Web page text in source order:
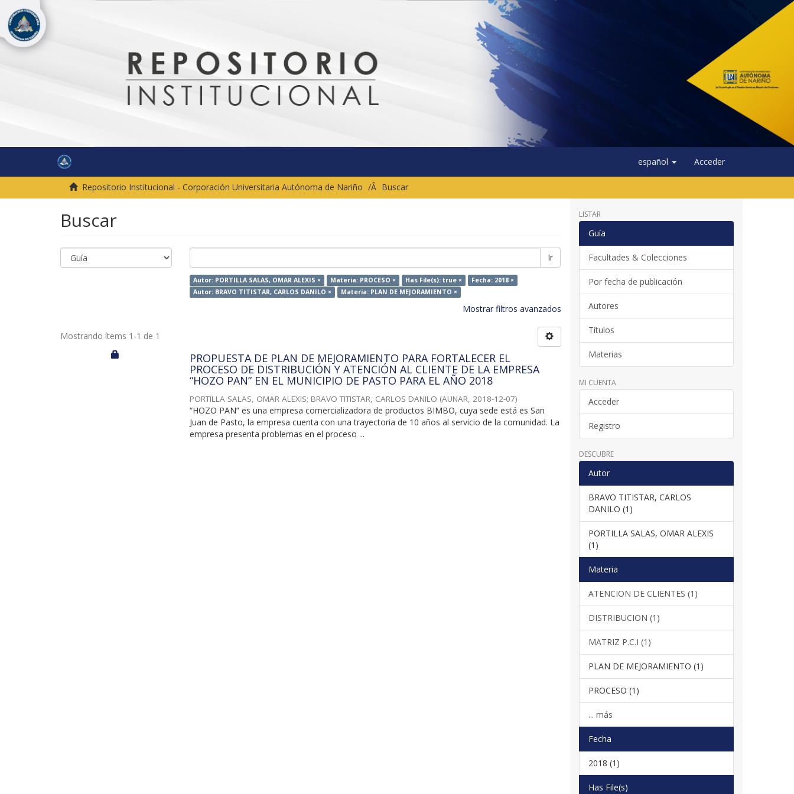
español Acceder
Repositorio Institucional - Corporación Universitaria Autónoma de Nariño Buscar
Buscar
Ir
Autor: PORTILLA SALAS, OMAR ALEXIS × Materia: PROCESO × Has File(s): true ×
Fecha: 2018 ×
Autor: BRAVO TITISTAR, CARLOS DANILO ×
Materia: PLAN DE MEJORAMIENTO ×
Mostrar filtros avanzados
Mostrando ítems 1-1 de 1
PROPUESTA DE PLAN DE MEJORAMIENTO PARA FORTALECER EL
PROCESO DE DISTRIBUCIÓN Y ATENCIÓN AL CLIENTE DE LA EMPRESA
“HOZO PAN” EN EL MUNICIPIO DE PASTO PARA EL AÑO 2018
PORTILLA SALAS, OMAR ALEXIS; BRAVO TITISTAR, CARLOS DANILO (AUNAR, 2018-12-07)
“HOZO PAN” es una empresa comercializadora de productos BIMBO, cuya sede está es San
Juan de Pasto, la empresa cuenta con una trayectoria de 10 años al servicio de la comunidad. La
empresa presenta problemas en el proceso ...
LISTAR
Guía
Facultades & Colecciones
Por fecha de publicación
Autores
Títulos
Materias
MI CUENTA
Acceder
Registro
DESCUBRE
Autor
BRAVO TITISTAR, CARLOS
DANILO (1)
PORTILLA SALAS, OMAR ALEXIS
(1)
Materia
ATENCION DE CLIENTES (1)
DISTRIBUCION (1)
MATRIZ P.C.I (1)
PLAN DE MEJORAMIENTO (1)
PROCESO (1)
... más
Fecha
2018 (1)
Has File(s)